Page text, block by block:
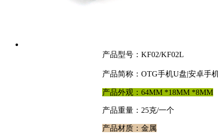
产品型号：KF02/KF02L
产品简称：OTG手机U盘|安卓手
产品外观：64MM *18MM *8MM
产品重量：25克/一个
产品材质： 金属